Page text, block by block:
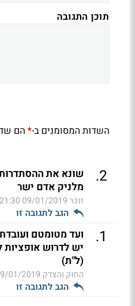
תוכן התגובה
השדות המסומנים ב-*הם
2
.
שונא את
מלניק אדם ישר
זוכר09/01/2019 21:30
הגב לתגובה זו
1
.
ועד מטומטם
יש לדרוש אופציות
(ל"ת)
החוק והצדק 01/2019 18:00
הגב לתגובה זו